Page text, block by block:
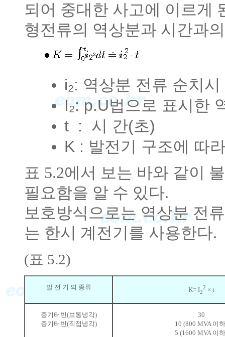
되어 중대한 사고에 이르게
형전류의 역상분과 시간과
i₂: 역상분 전류 순치시
I₂: p.U법으로 표시한
t : 시 간(초)
K : 발전기 구조에 따
표 5.2에서 보는 바와 같이
필요함을 알 수 있다.
보호방식으로는 역상분 전
는 한시 계전기를 사용한다.
(표 5.2)
발 전 기 의 종류 K= I2
2 × t
증기터빈(보통냉각)
증기터빈(직접냉각)
30
10 (800 MVA 이
5 (1600 MVA 이